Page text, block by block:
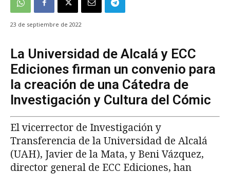
23 de septiembre de 2022
La Universidad de Alcalá y ECC
Ediciones firman un convenio para
la creación de una Cátedra de
Investigación y Cultura del Cómic
El vicerrector de Investigación y
Transferencia de la Universidad de Alcalá
(UAH), Javier de la Mata, y Beni Vázquez,
director general de ECC Ediciones, han